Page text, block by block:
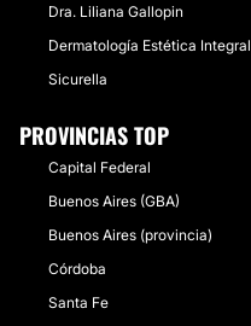
Dra. Liliana Gallopin
Dermatología Estética Integral
Sicurella
PROVINCIAS TOP
Capital Federal
Buenos Aires (GBA)
Buenos Aires (provincia)
Córdoba
Santa Fe